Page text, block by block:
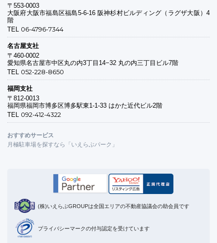
〒553-0003
大阪府大阪市福島区福島5-6-16 阪神杉村ビルディング（ラグザ大阪）4
階
TEL 06-4796-7344
名古屋支社
〒460-0002
愛知県名古屋市中区丸の内3丁目14−32 丸の内三丁目ビル7階
TEL 052-228-8650
福岡支社
〒812-0013
福岡県福岡市博多区博多駅東1-1-33 はかた近代ビル2階
TEL 092-412-4322
おすすめサービス
月極駐車場を探すなら「いえらぶパーク」
(株)いえらぶGROUPは全国エリアの不動産協議会の助会員です
プライバシーマークの付与認定を受けています